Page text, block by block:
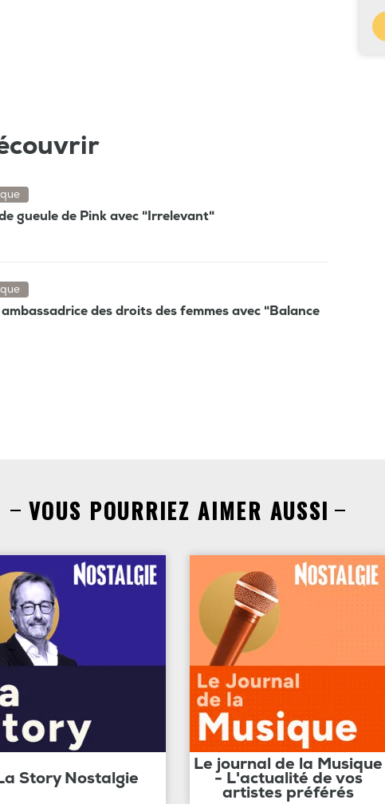
gueule de Pink avec "Irrelevant"
des droits des femmes avec "Balance
VOUS POURRIEZ AIMER AUSSI
Story Nostalgie
Le journal de la Musique
- L'actualité de vos
artistes préférés